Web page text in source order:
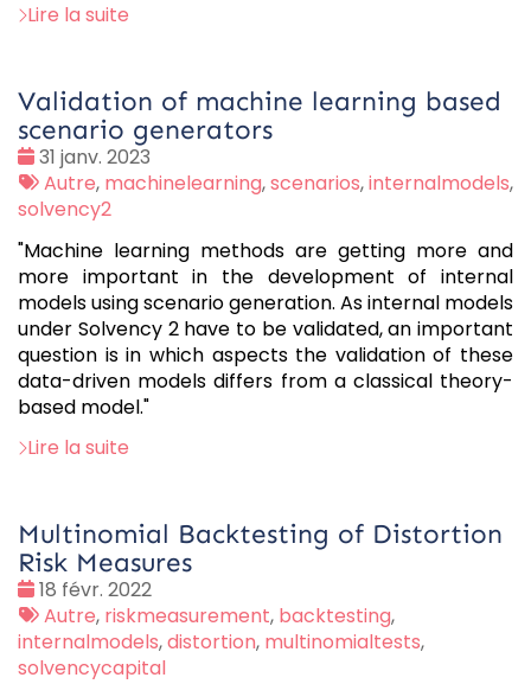
Lire la suite
Validation of machine learning based
scenario generators
Date
:
31 janv. 2023
Tags
:
Autre, machinelearning,scenarios,internalmodels,
solvency2
"Machine learning methods are getting more and
more important in the development of internal
models using scenario generation. As internal models
under Solvency 2 have to be validated, an important
question is in which aspects the validation of these
data-driven models differs from a classical theory-
based model."
Lire la suite
Multinomial Backtesting of Distortion
Risk Measures
Date
:
18 févr. 2022
Tags
:
Autre, riskmeasurement, backtesting,
internalmodels,distortion, multinomialtests,
solvencycapital